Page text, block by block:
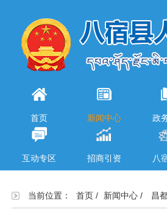
首页 新闻中心 政
互动专区 招商引资 八
当前位置： 首页/ 新闻中心/ 昌